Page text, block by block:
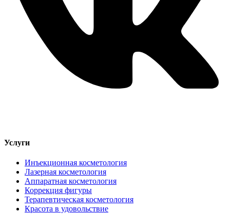
Услуги
Инъекционная косметология
Лазерная косметология
Аппаратная косметология
Коррекция фигуры
Терапевтическая косметология
Красота в удовольствие